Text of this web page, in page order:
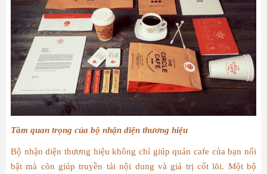
Tầm quan trọng của bộ nhận diện thương hiệu
Bộ nhận diện thương hiệu không chỉ giúp quán cafe của bạn nổi
bật mà còn giúp truyền tải nội dung và giá trị cốt lõi. Một bộ